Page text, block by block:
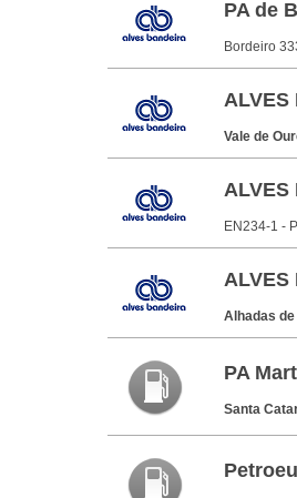
PA de
Bordeiro
ALVES
Vale de
ALVES
EN234-1 -
ALVES
Alhadas
PA
Santa